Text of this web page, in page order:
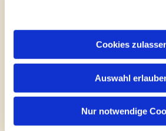
Cookies
Auswahl
Nur notwendige
Evangelische Kirchengemeinde
Brockhagener Straße 28 | 33803
0 52 04 / 36 28
Mail:gemeindeamt@kirche-
Newsletter abonnieren
Kontakt und Öffnungszeiten
Gemeinde- und Friedhofsamt